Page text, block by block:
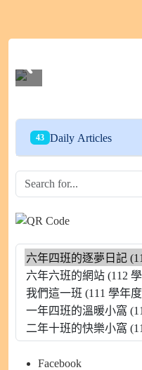
43 Daily Articles
Facebook